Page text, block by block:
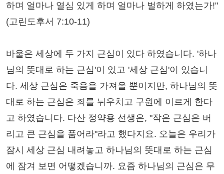
하며 얼마나 열심 있게 하며 얼마나 벌하게 하였는가!"
(고린도후서 7:10-11)
바울은 세상에 두 가지 근심이 있다 하였습니다. '하나
님의 뜻대로 하는 근심'이 있고 '세상 근심'이 있습니
다. 세상 근심은 죽음을 가져올 뿐이지만, 하나님의 뜻
대로 하는 근심은 죄를 뉘우치고 구원에 이르게 한다
고 하였습니다. 다산 정약용 선생은, "작은 근심은 버
리고 큰 근심을 품어라"라고 했다지요. 오늘은 우리가
잠시 세상 근심 내려놓고 하나님의 뜻대로 하는 근심
에 잠겨 보면 어떻겠습니까. 요즘 하나님의 근심은 무